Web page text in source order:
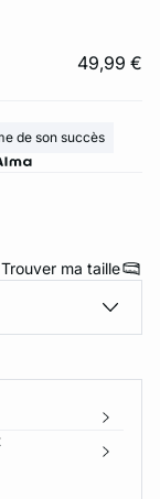
49,99 €
de son succès
Trouver ma taille